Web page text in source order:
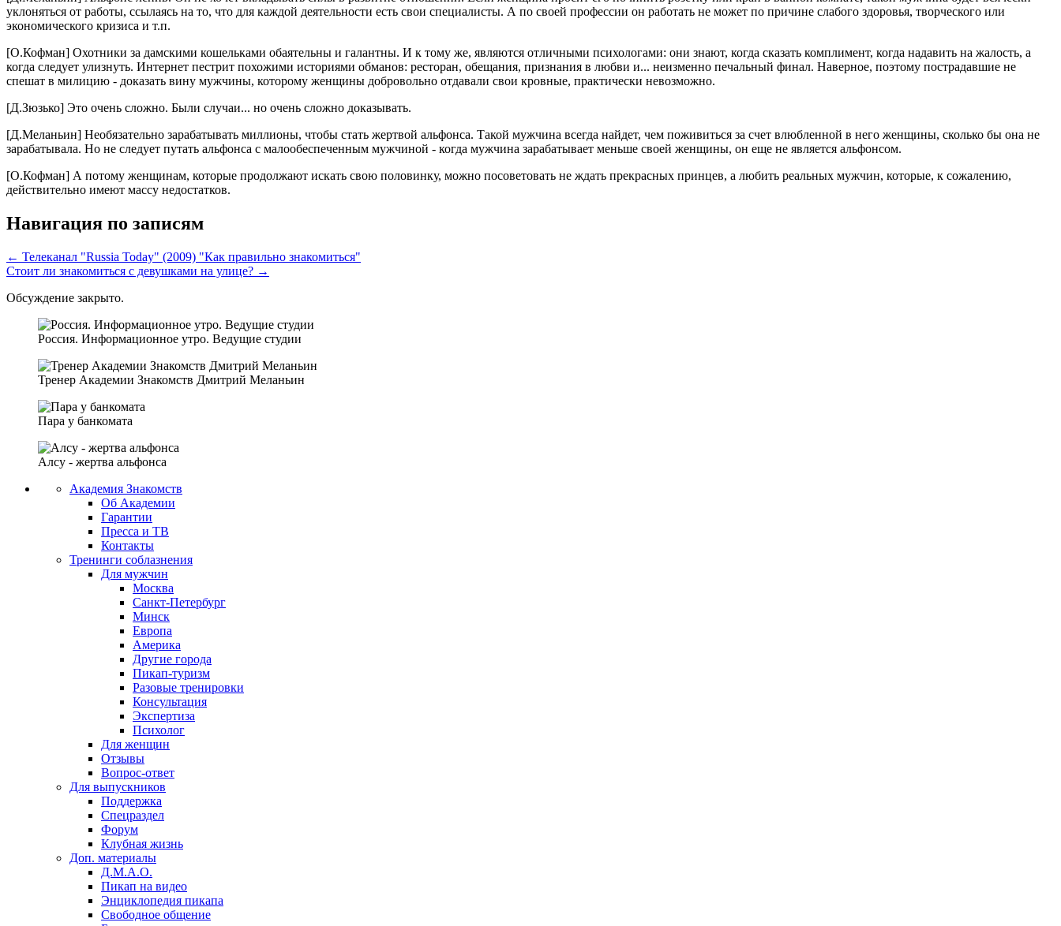
уклоняться от работы, ссылаясь на то, что для каждой деятельности есть свои специалисты. А по своей профессии он работать не может по причине слабого здоровья, творческого или
экономического кризиса и т.п.
[О.Кофман] Охотники за дамскими кошельками обаятельны и галантны. И к тому же, являются отличными психологами: они знают, когда сказать комплимент, когда надавить на жалость, а
когда следует улизнуть. Интернет пестрит похожими историями обманов: ресторан, обещания, признания в любви и... неизменно печальный финал. Наверное, поэтому пострадавшие не
спешат в милицию - доказать вину мужчины, которому женщины добровольно отдавали свои кровные, практически невозможно.
[Д.Зюзько] Это очень сложно. Были случаи... но очень сложно доказывать.
[Д.Меланьин] Необязательно зарабатывать миллионы, чтобы стать жертвой альфонса. Такой мужчина всегда найдет, чем поживиться за счет влюбленной в него женщины, сколько бы она не
зарабатывала. Но не следует путать альфонса с малообеспеченным мужчиной - когда мужчина зарабатывает меньше своей женщины, он еще не является альфонсом.
[О.Кофман] А потому женщинам, которые продолжают искать свою половинку, можно посоветовать не ждать прекрасных принцев, а любить реальных мужчин, которые, к сожалению,
действительно имеют массу недостатков.
Навигация по записям
← Телеканал "Russia Today" (2009) "Как правильно знакомиться"
Стоит ли знакомиться с девушками на улице? →
Обсуждение закрыто.
Россия. Информационное утро. Ведущие студии
Тренер Академии Знакомств Дмитрий Меланьин
Пара у банкомата
Алсу - жертва альфонса
Академия Знакомств
Об Академии
Гарантии
Пресса и ТВ
Контакты
Тренинги соблазнения
Для мужчин
Москва
Санкт-Петербург
Минск
Европа
Америка
Другие города
Пикап-туризм
Разовые тренировки
Консультация
Экспертиза
Психолог
Для женщин
Отзывы
Вопрос-ответ
Для выпускников
Поддержка
Спецраздел
Форум
Клубная жизнь
Доп. материалы
Д.М.А.О.
Пикап на видео
Энциклопедия пикапа
Свободное общение